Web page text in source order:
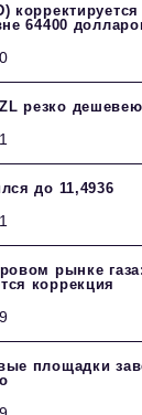
64400
резко
до 11,4936
рынке
коррекция
площадки